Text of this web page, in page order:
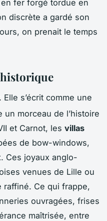
fer forgé tordue en
discrète a gardé son
on prenait le temps
s’écrit comme une
morceau de l’histoire
et Carnot, les villas
de bow-windows,
Ces joyaux anglo-
venues de Lille ou
raffiné. Ce qui frappe,
ouvragées, frises
maîtrisée, entre